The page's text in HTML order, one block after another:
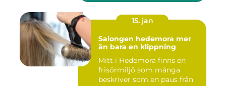
15. jan
Salongen hedemora mer
än bara en klippning
Mitt i Hedemora finns en
frisörmiljö som många
beskriver som en paus från